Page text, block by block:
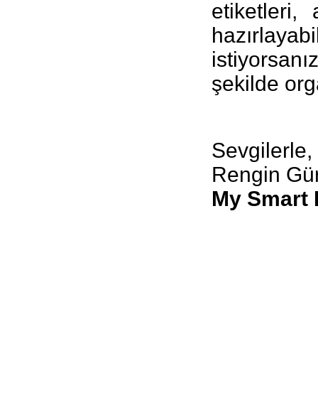
etiketleri,
şekilde
Sevgilerle,
Rengin
My Smart